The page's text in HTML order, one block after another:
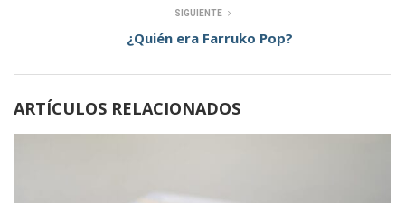
SIGUIENTE
¿Quién era Farruko Pop?
ARTÍCULOS RELACIONADOS